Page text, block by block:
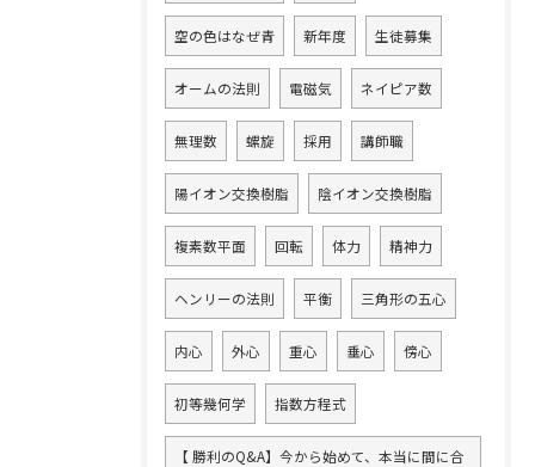
空の色はなぜ青 新年度 生徒募集
オームの法則 電磁気 ネイピア数
無理数 螺旋 採用 講師職
陽イオン交換樹脂 陰イオン交換樹脂
複素数平面 回転 体力 精神力
ヘンリーの法則 平衡 三角形の五心
内心 外心 重心 垂心 傍心
初等幾何学 指数方程式
【 勝利のQ&A】今から始めて、本当に間に合